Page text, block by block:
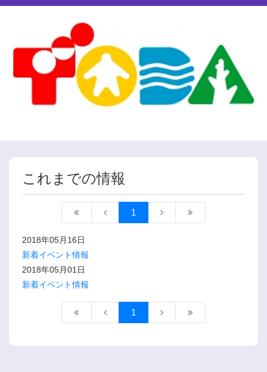
これまでの情報
1
2018年05月16日
新着イベント情報
2018年05月01日
新着イベント情報
1